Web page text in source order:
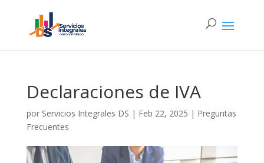
Declaraciones de IVA
por Servicios Integrales DS | Feb 22, 2025 | Preguntas
Frecuentes